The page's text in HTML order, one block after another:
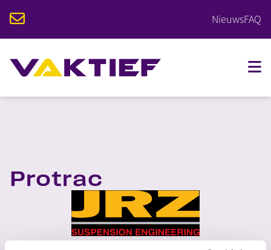
NieuwsFAQ
OPLEIDINGEN
KALENDER
OVER VAKTIEF
Protrac